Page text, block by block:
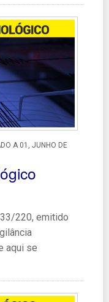
A 01, JUNHO DE
220, emitido
aqui se